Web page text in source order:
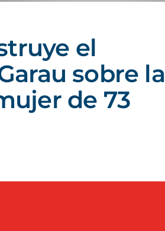
el
sobre la
de 73